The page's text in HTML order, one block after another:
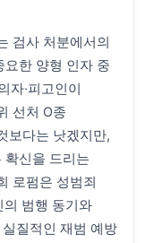
검사 처분에서의
요한 양형 인자 중
자·피고인이
선처 O종
보다는 낫겠지만,
확신을 드리는
로펌은 성범죄
의 범행 동기와
질적인 재범 예방